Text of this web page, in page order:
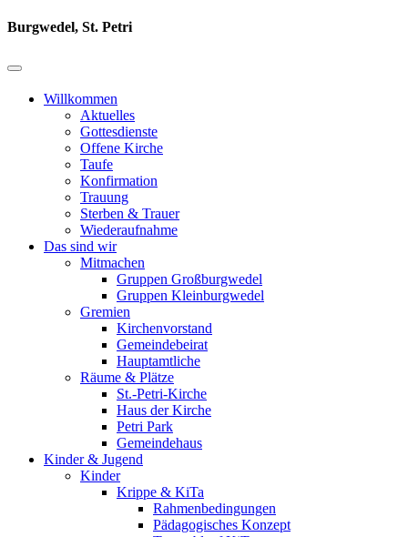
Burgwedel, St. Petri
Willkommen
Aktuelles
Gottesdienste
Offene Kirche
Taufe
Konfirmation
Trauung
Sterben & Trauer
Wiederaufnahme
Das sind wir
Mitmachen
Gruppen Großburgwedel
Gruppen Kleinburgwedel
Gremien
Kirchenvorstand
Gemeindebeirat
Hauptamtliche
Räume & Plätze
St.-Petri-Kirche
Haus der Kirche
Petri Park
Gemeindehaus
Kinder & Jugend
Kinder
Krippe & KiTa
Rahmenbedingungen
Pädagogisches Konzept